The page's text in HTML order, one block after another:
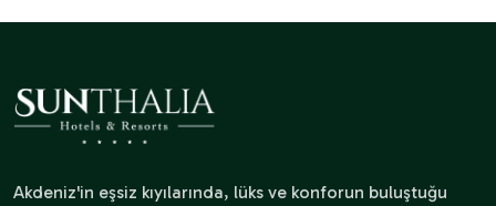
Akdeniz'in eşsiz kıyılarında, lüks ve konforun buluştuğu